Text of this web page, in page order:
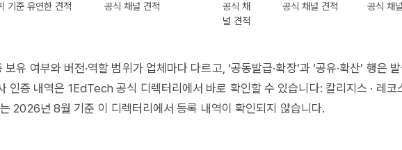
기준 유연한 견적 공식 채널 견적
공식 채
널 견적
공식 채널 견적 공식 채
유 여부와 버전·역할 범위가 업체마다 다르고, ‘공동발급·확장’과 ‘공유·확산’ 행은
인증 내역은 1EdTech 공식 디렉터리에서 바로 확인할 수 있습니다: 칼리지스 · 레코
2026년 8월 기준 이 디렉터리에서 등록 내역이 확인되지 않습니다.